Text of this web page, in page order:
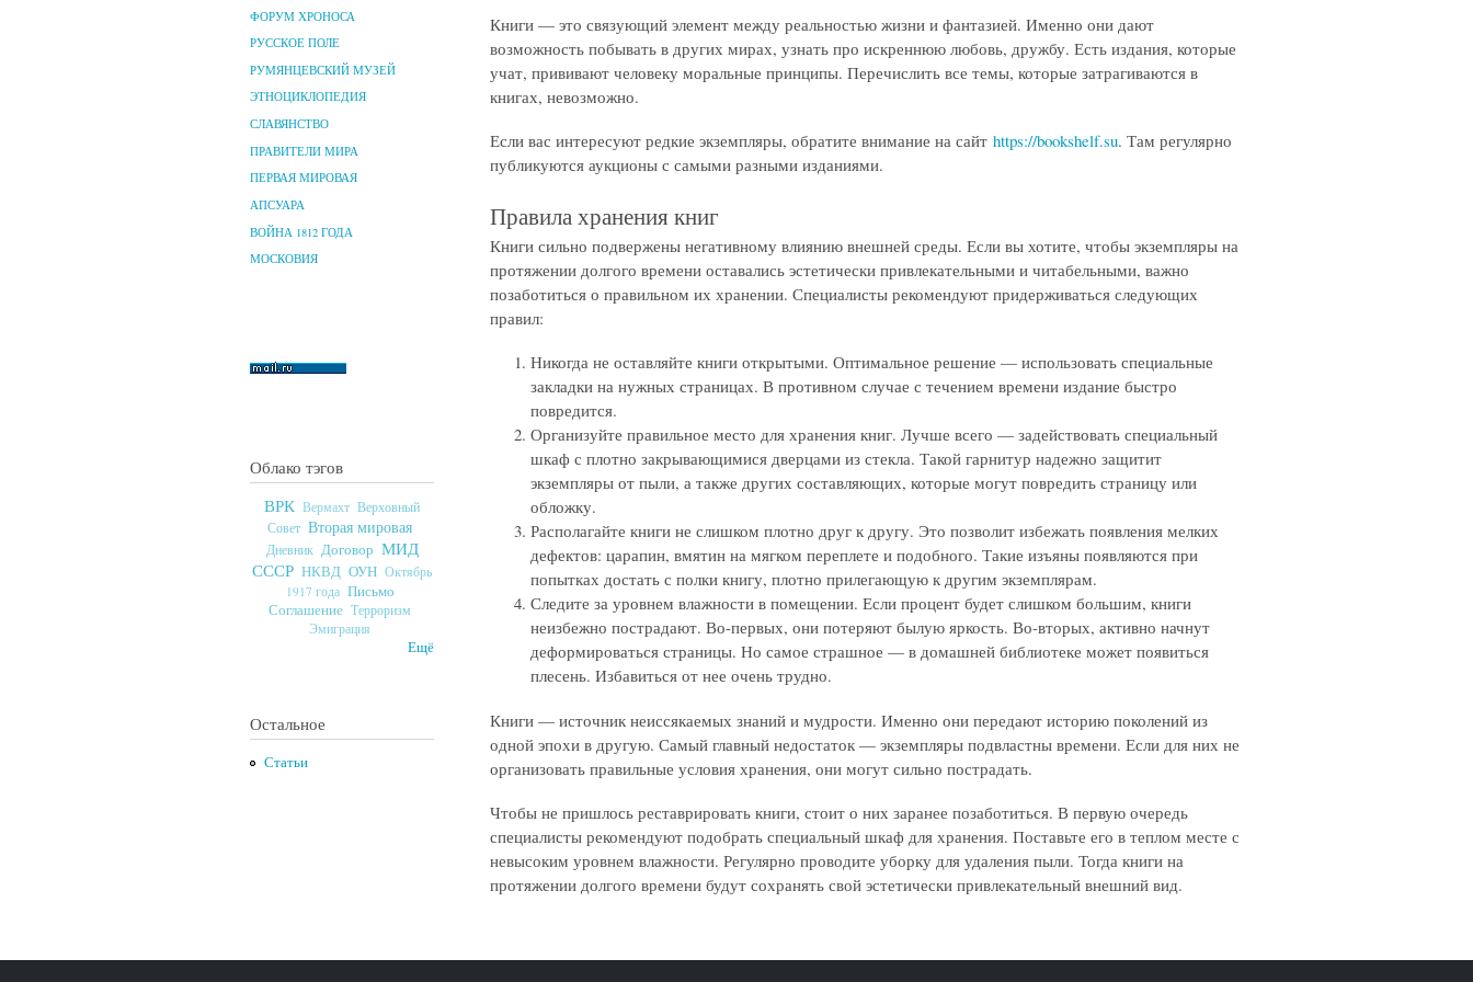
ФОРУМ ХРОНОСА
РУССКОЕ ПОЛЕ
РУМЯНЦЕВСКИЙ МУЗЕЙ
ЭТНОЦИКЛОПЕДИЯ
СЛАВЯНСТВО
ПРАВИТЕЛИ МИРА
ПЕРВАЯ МИРОВАЯ
АПСУАРА
ВОЙНА 1812 ГОДА
МОСКОВИЯ
Облако тэгов
ВРК Вермахт Верховный
Совет Вторая мировая
Дневник Договор МИД
СССР НКВД ОУН Октябрь
1917 года Письмо
Соглашение Терроризм
Эмиграция
Ещё
Остальное
Статьи
Книги — это связующий элемент между реальностью жизни и фантазией. Именно они дают
возможность побывать в других мирах, узнать про искреннюю любовь, дружбу. Есть издания, которые
учат, прививают человеку моральные принципы. Перечислить все темы, которые затрагиваются в
книгах, невозможно.
Если вас интересуют редкие экземпляры, обратите внимание на сайт https://bookshelf.su. Там регулярно
публикуются аукционы с самыми разными изданиями.
Правила хранения книг
Книги сильно подвержены негативному влиянию внешней среды. Если вы хотите, чтобы экземпляры на
протяжении долгого времени оставались эстетически привлекательными и читабельными, важно
позаботиться о правильном их хранении. Специалисты рекомендуют придерживаться следующих
правил:
Никогда не оставляйте книги открытыми. Оптимальное решение — использовать специальные
закладки на нужных страницах. В противном случае с течением времени издание быстро
повредится.
Организуйте правильное место для хранения книг. Лучше всего — задействовать специальный
шкаф с плотно закрывающимися дверцами из стекла. Такой гарнитур надежно защитит
экземпляры от пыли, а также других составляющих, которые могут повредить страницу или
обложку.
Располагайте книги не слишком плотно друг к другу. Это позволит избежать появления мелких
дефектов: царапин, вмятин на мягком переплете и подобного. Такие изъяны появляются при
попытках достать с полки книгу, плотно прилегающую к другим экземплярам.
Следите за уровнем влажности в помещении. Если процент будет слишком большим, книги
неизбежно пострадают. Во-первых, они потеряют былую яркость. Во-вторых, активно начнут
деформироваться страницы. Но самое страшное — в домашней библиотеке может появиться
плесень. Избавиться от нее очень трудно.
Книги — источник неиссякаемых знаний и мудрости. Именно они передают историю поколений из
одной эпохи в другую. Самый главный недостаток — экземпляры подвластны времени. Если для них не
организовать правильные условия хранения, они могут сильно пострадать.
Чтобы не пришлось реставрировать книги, стоит о них заранее позаботиться. В первую очередь
специалисты рекомендуют подобрать специальный шкаф для хранения. Поставьте его в теплом месте с
невысоким уровнем влажности. Регулярно проводите уборку для удаления пыли. Тогда книги на
протяжении долгого времени будут сохранять свой эстетически привлекательный внешний вид.